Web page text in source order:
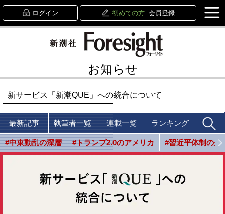
ログイン 初めての方 会員登録
お知らせ
新サービス「新潮QUE」への統合について
最新記事 執筆者一覧 連載一覧 ランキング
#中東動乱の深層 #トランプ2.0のアメリカ #習近平体制の光